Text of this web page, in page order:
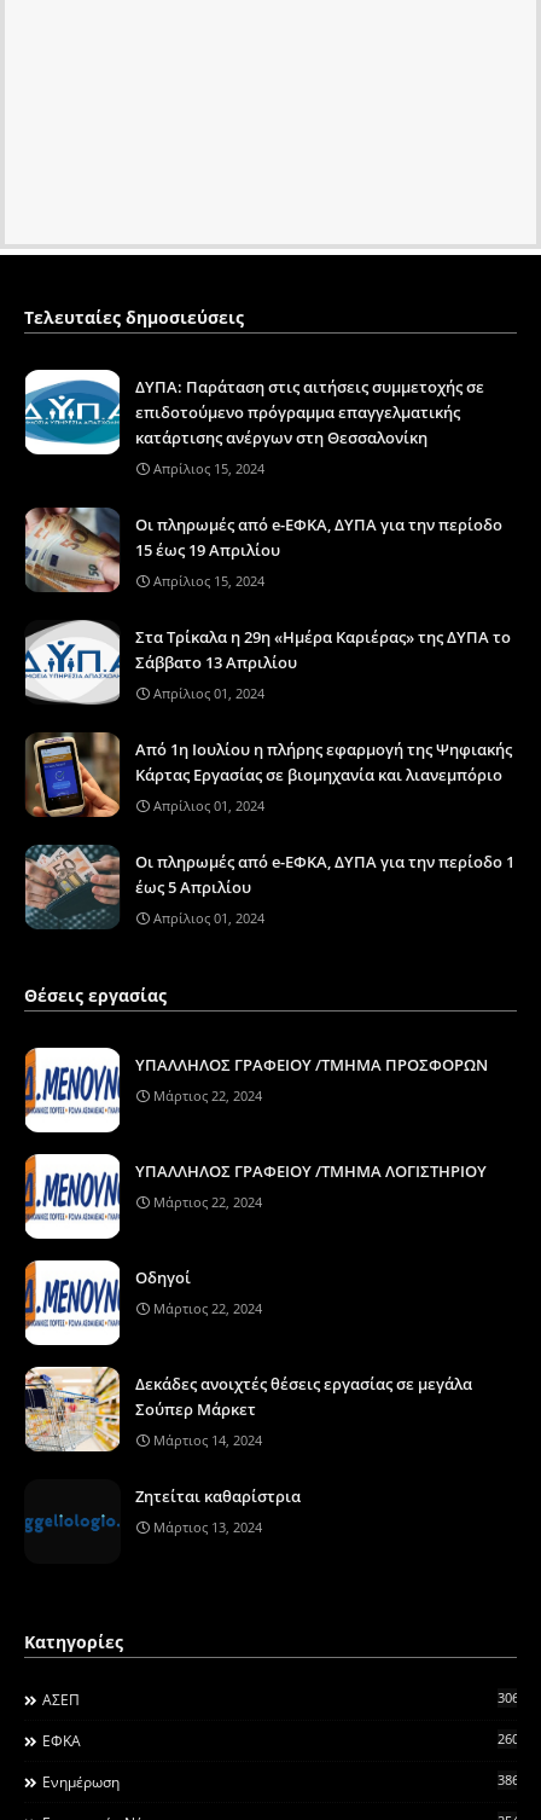
Τελευταίες δημοσιεύσεις
ΔΥΠΑ: Παράταση στις αιτήσεις συμμετοχής σε
επιδοτούμενο πρόγραμμα επαγγελματικής
κατάρτισης ανέργων στη Θεσσαλονίκη
Απρίλιος 15, 2024
Οι πληρωμές από e-ΕΦΚΑ, ΔΥΠΑ για την περίοδο
15 έως 19 Απριλίου
Απρίλιος 15, 2024
Στα Τρίκαλα η 29η «Ημέρα Καριέρας» της ΔΥΠΑ το
Σάββατο 13 Απριλίου
Απρίλιος 01, 2024
Από 1η Ιουλίου η πλήρης εφαρμογή της Ψηφιακής
Κάρτας Εργασίας σε βιομηχανία και λιανεμπόριο
Απρίλιος 01, 2024
Οι πληρωμές από e-ΕΦΚΑ, ΔΥΠΑ για την περίοδο 1
έως 5 Απριλίου
Απρίλιος 01, 2024
Θέσεις εργασίας
ΥΠΑΛΛΗΛΟΣ ΓΡΑΦΕΙΟΥ /ΤΜΗΜΑ ΠΡΟΣΦΟΡΩΝ
Μάρτιος 22, 2024
ΥΠΑΛΛΗΛΟΣ ΓΡΑΦΕΙΟΥ /ΤΜΗΜΑ ΛΟΓΙΣΤΗΡΙΟΥ
Μάρτιος 22, 2024
Οδηγοί
Μάρτιος 22, 2024
Δεκάδες ανοιχτές θέσεις εργασίας σε μεγάλα
Σούπερ Μάρκετ
Μάρτιος 14, 2024
Ζητείται καθαρίστρια
Μάρτιος 13, 2024
Κατηγορίες
ΑΣΕΠ 306
ΕΦΚΑ 260
Ενημέρωση 3868